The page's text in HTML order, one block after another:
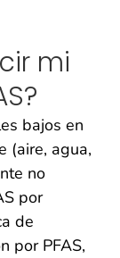
mi
bajos en
(aire, agua,
no
por
de
por PFAS,